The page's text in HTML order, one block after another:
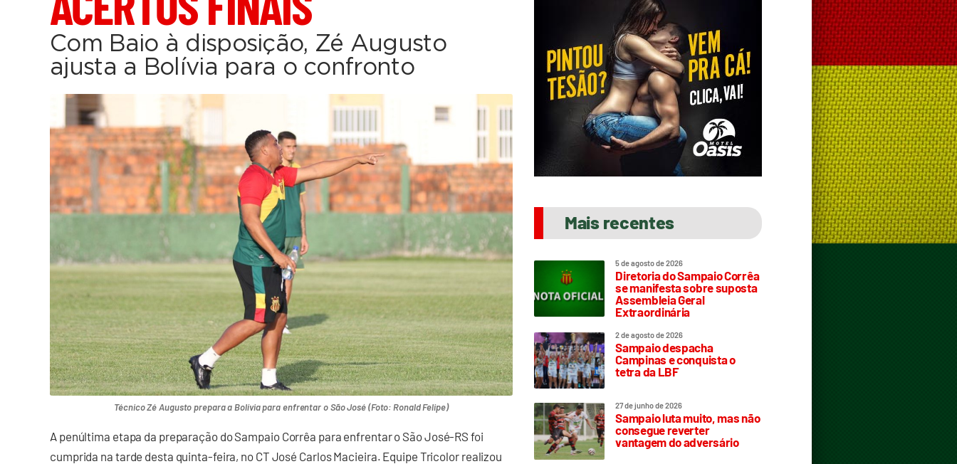
Com Baio à disposição, Zé Augusto
ajusta a Bolívia para o confronto
Técnico Zé Augusto prepara a Bolívia para enfrentar o São José (Foto: Ronald Felipe)
A penúltima etapa da preparação do Sampaio Corrêa para enfrentar o São José-RS foi
cumprida na tarde desta quinta-feira, no CT José Carlos Macieira. Equipe Tricolor realizou
Mais recentes
5 de agosto de 2026
Diretoria do Sampaio Corrêa
se manifesta sobre suposta
Assembleia Geral
Extraordinária
2 de agosto de 2026
Sampaio despacha
Campinas e conquista o
tetra da LBF
27 de junho de 2026
Sampaio luta muito, mas não
consegue reverter
vantagem do adversário